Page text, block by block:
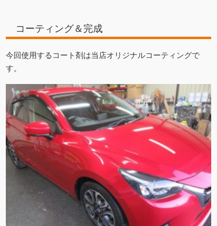
コーティング＆完成
今回使用するコート剤は当店オリジナルコーティングで
す。